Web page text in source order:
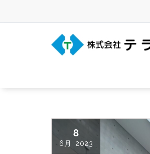
content
三重県名張市の建築事務所
8
6月, 2023